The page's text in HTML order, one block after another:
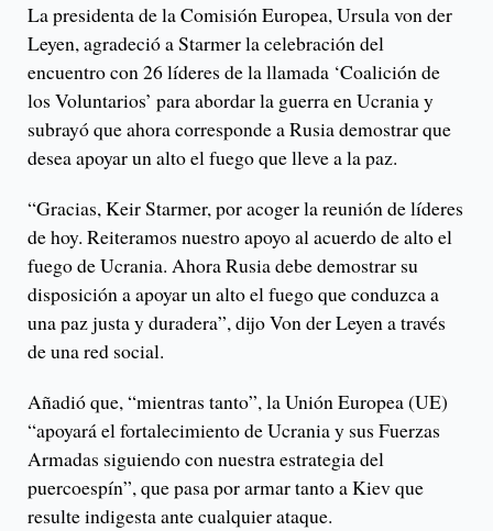
La presidenta de la Comisión Europea, Ursula von der
Leyen, agradeció a Starmer la celebración del
encuentro con 26 líderes de la llamada ‘Coalición de
los Voluntarios’ para abordar la guerra en Ucrania y
subrayó que ahora corresponde a Rusia demostrar que
desea apoyar un alto el fuego que lleve a la paz.
“Gracias, Keir Starmer, por acoger la reunión de líderes
de hoy. Reiteramos nuestro apoyo al acuerdo de alto el
fuego de Ucrania. Ahora Rusia debe demostrar su
disposición a apoyar un alto el fuego que conduzca a
una paz justa y duradera”, dijo Von der Leyen a través
de una red social.
Añadió que, “mientras tanto”, la Unión Europea (UE)
“apoyará el fortalecimiento de Ucrania y sus Fuerzas
Armadas siguiendo con nuestra estrategia del
puercoespín”, que pasa por armar tanto a Kiev que
resulte indigesta ante cualquier ataque.